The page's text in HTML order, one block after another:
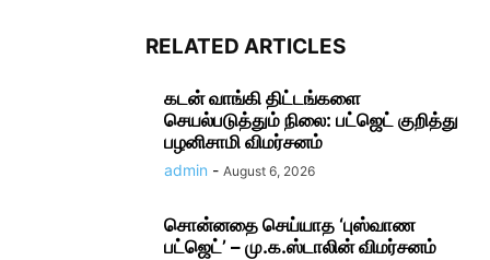
RELATED ARTICLES
கடன் வாங்கி திட்டங்களை
செயல்படுத்தும் நிலை: பட்ஜெட் குறித்து
பழனிசாமி விமர்சனம்
admin - August 6, 2026
சொன்னதை செய்யாத ‘புஸ்வாண
பட்ஜெட்’ – மு.க.ஸ்டாலின் விமர்சனம்